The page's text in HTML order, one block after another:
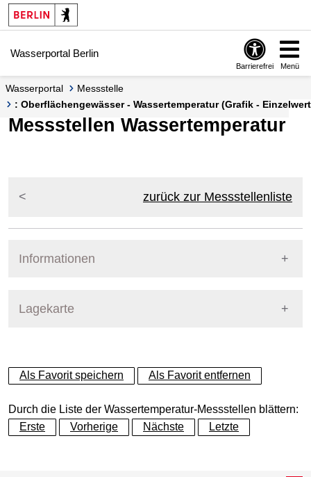
Springe zur Navigation
Springe zum Inhalt
Wasserportal Berlin
Barrierefrei Menü
Wasserportal
Messstelle
: Oberflächengewässer - Wassertemperatur (Grafik -
Messstellen Wassertemperatur
zurück zur Messstellenliste
Informationen
Lagekarte
+
−
Als Favorit speichern Als Favorit entfernen
Durch die Liste der Wassertemperatur-Messstellen blättern:
Erste
Vorherige Nächste Letzte